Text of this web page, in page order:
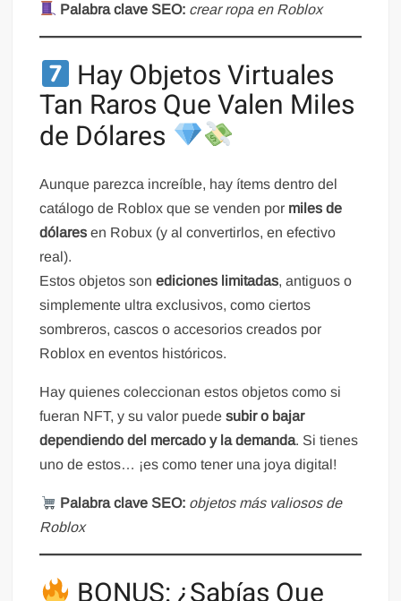
Palabra clave SEO: crear ropa en Roblox
Hay Objetos Virtuales
Tan Raros Que Valen Miles
de Dólares
Aunque parezca increíble, hay ítems dentro del
catálogo de Roblox que se venden por miles de
dólares en Robux (y al convertirlos, en efectivo
real).
Estos objetos sonediciones limitadas, antiguos o
simplemente ultra exclusivos, como ciertos
sombreros, cascos o accesorios creados por
Roblox en eventos históricos.
Hay quienes coleccionan estos objetos como si
fueran NFT, y su valor puedesubir o bajar
dependiendo del mercado y la demanda. Si tienes
uno de estos… ¡es como tener una joya digital!
Palabra clave SEO: objetos más valiosos de
Roblox